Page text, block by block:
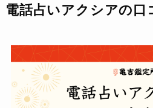
電話占いアクシアの口